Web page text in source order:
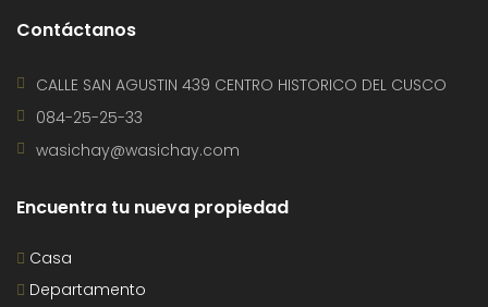
Contáctanos
CALLE SAN AGUSTIN 439 CENTRO HISTORICO DEL CUSCO
084-25-25-33
wasichay@wasichay.com
Encuentra tu nueva propiedad
Casa
Departamento